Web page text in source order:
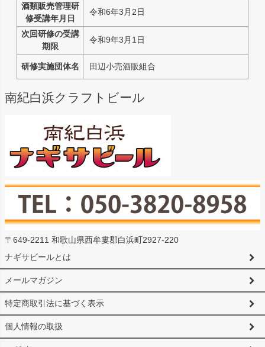
酒類販売管理研
修受講年月日
令和6年3月2日
次回研修の受講
期限
令和9年3月1日
研修実施団体名 田辺小売酒販組合
南紀白浜クラフトビール
〒649-2211 和歌山県西牟婁郡白浜町2927-220
ナギサビールとは
メールマガジン
特定商取引法に基づく表示
個人情報の取扱